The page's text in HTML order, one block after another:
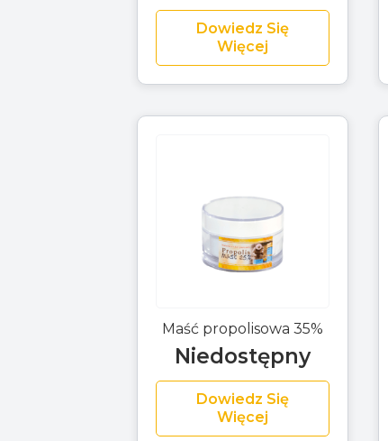
Dowiedz Się
Więcej
Maść propolisowa 35%
Niedostępny
Dowiedz Się
Więcej